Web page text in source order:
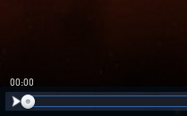
00:01